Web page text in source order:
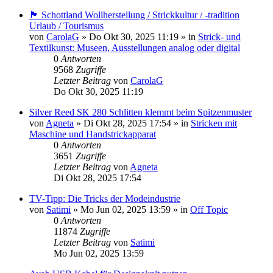
🏴󠁧󠁢󠁳󠁣󠁴󠁿 Schottland Wollherstellung / Strickkultur / -tradition
Urlaub / Tourismus
von CarolaG » Do Okt 30, 2025 11:19 » in Strick- und
Textilkunst: Museen, Ausstellungen analog oder digital
0 Antworten
9568 Zugriffe
Letzter Beitrag von CarolaG
Do Okt 30, 2025 11:19
Silver Reed SK 280 Schlitten klemmt beim Spitzenmuster
von Agneta » Di Okt 28, 2025 17:54 » in Stricken mit
Maschine und Handstrickapparat
0 Antworten
3651 Zugriffe
Letzter Beitrag von Agneta
Di Okt 28, 2025 17:54
TV-Tipp: Die Tricks der Modeindustrie
von Satimi » Mo Jun 02, 2025 13:59 » in Off Topic
0 Antworten
11874 Zugriffe
Letzter Beitrag von Satimi
Mo Jun 02, 2025 13:59